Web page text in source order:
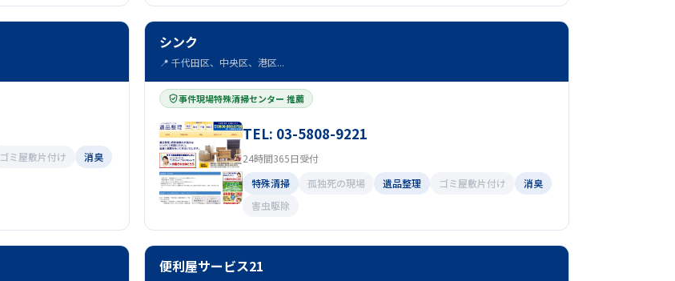
ゴミ屋敷片付け
消臭
シンク
📍 千代田区、中央区、港区...
事件現場特殊清掃センター 推薦
TEL: 03-5808-9221
24時間365日受付
特殊清掃
孤独死の現場 遺品整理 ゴミ屋敷片付け
消臭
害虫駆除
便利屋サービス21